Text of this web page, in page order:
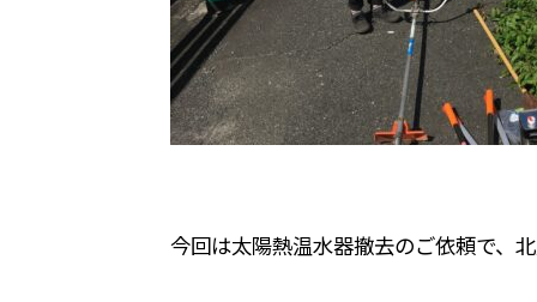
今回は太陽熱温水器撤去のご依頼で、